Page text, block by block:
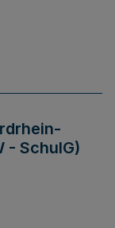
- SchulG)